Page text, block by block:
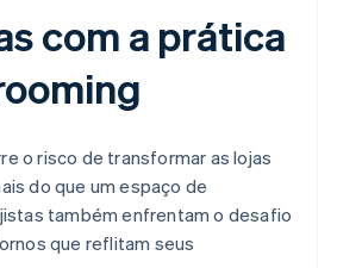
com a prática
o risco de transformar as lojas
do que um espaço de
também enfrentam o desafio
que reflitam seus